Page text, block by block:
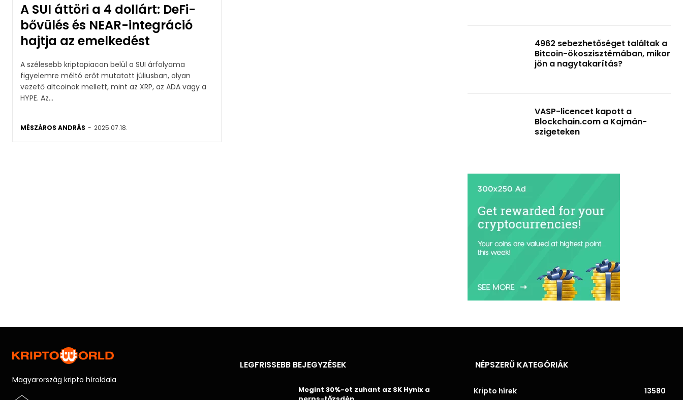
A SUI áttöri a 4 dollárt: DeFi-
bővülés és NEAR-integráció
hajtja az emelkedést
A szélesebb kriptopiacon belül a SUI árfolyama
figyelemre méltó erőt mutatott júliusban, olyan
vezető altcoinok mellett, mint az XRP, az ADA vagy a
HYPE. Az...
MÉSZÁROS ANDRÁS - 2025.07.18.
4962 sebezhetőséget találtak a
Bitcoin-ökoszisztémában, mikor
jön a nagytakarítás?
VASP-licencet kapott a
Blockchain.com a Kajmán-
szigeteken
Magyarország kripto híroldala
LEGFRISSEBB BEJEGYZÉSEK
Megint 30%-ot zuhant az SK Hynix a
NÉPSZERŰ KATEGÓRIÁK
Kripto hírek 13580